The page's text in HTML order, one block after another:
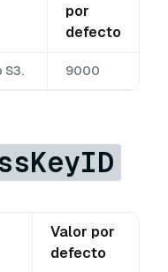
por
defecto
S3. 9000
Valor por
defecto